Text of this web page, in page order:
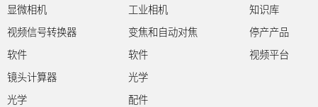
显微相机
视频信号转换器
软件
镜头计算器
光学
工业相机
变焦和自动对焦
软件
光学
配件
知识库
停产产品
视频平台